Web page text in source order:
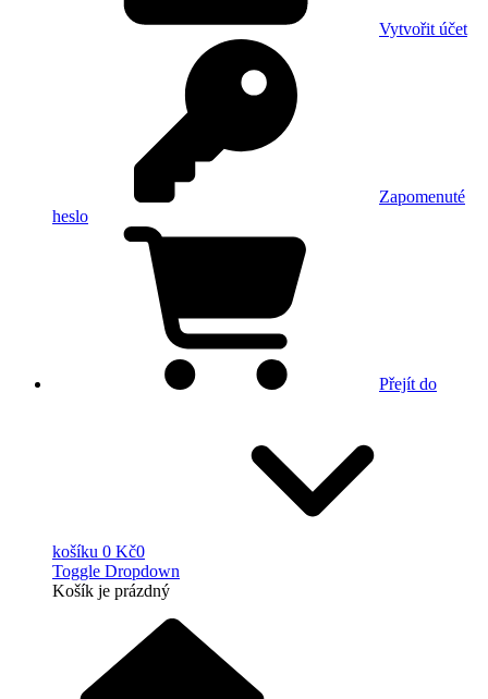
Vytvořit účet
Zapomenuté
heslo
Přejít do
košíku 0 Kč0
Toggle Dropdown
Košík je prázdný